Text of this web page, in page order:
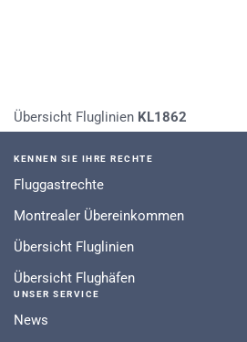
Übersicht Fluglinien KL1862
KENNEN SIE IHRE RECHTE
Fluggastrechte
Montrealer Übereinkommen
Übersicht Fluglinien
Übersicht Flughäfen
UNSER SERVICE
News